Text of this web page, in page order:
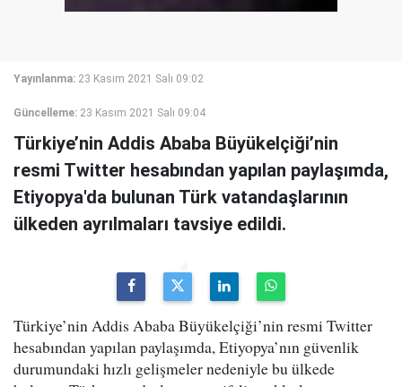
Yayınlanma: 23 Kasım 2021 Salı 09:02
Güncelleme: 23 Kasım 2021 Salı 09:04
Türkiye’nin Addis Ababa Büyükelçiği’nin
resmi Twitter hesabından yapılan paylaşımda,
Etiyopya'da bulunan Türk vatandaşlarının
ülkeden ayrılmaları tavsiye edildi.
Türkiye’nin Addis Ababa Büyükelçiği’nin resmi Twitter
hesabından yapılan paylaşımda, Etiyopya’nın güvenlik
durumundaki hızlı gelişmeler nedeniyle bu ülkede